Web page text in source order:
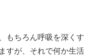
もちろん呼吸を深くす
すが、それで何か生活